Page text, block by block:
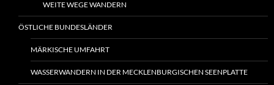
WEITE WEGE WANDERN
ÖSTLICHE BUNDESLÄNDER
MÄRKISCHE UMFAHRT
WASSERWANDERN IN DER MECKLENBURGISCHEN SEENPLATTE